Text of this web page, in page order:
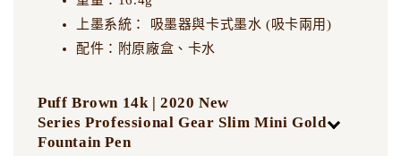
上墨系統： 吸墨器與卡式墨水 (吸卡兩用)
配件：附原廠盒、卡水
Puff Brown 14k | 2020 New
Series Professional Gear Slim Mini Gold
Fountain Pen